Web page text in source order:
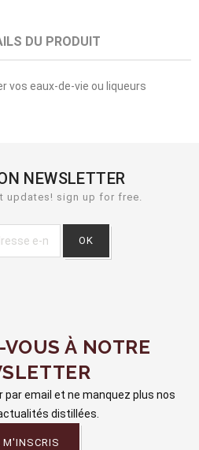
DU PRODUIT
vos eaux-de-vie ou liqueurs
NEWSLETTER
updates! sign up for free.
À NOTRE
email et ne manquez plus nos
distillées.
M'INSCRIS